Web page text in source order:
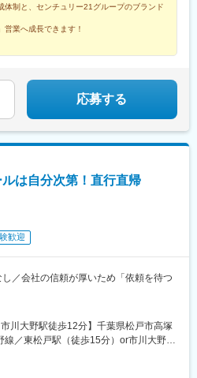
体制と、センチュリー21グループのブランド
営業へ成長できます！
珍しい完全週休2日制
応募する
は自分次第！直行直帰
歓迎
し／会社の信頼が厚いため「依頼を待つ
市川大野駅徒歩12分】千葉県松戸市高塚
／東松戸駅（徒歩15分）or市川大野駅